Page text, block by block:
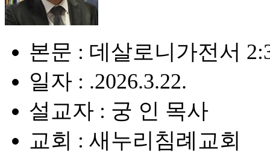
본문 : 데살로니가전서
일자 : .2026.3.22.
설교자 : 궁 인 목사
교회 : 새누리침례교회